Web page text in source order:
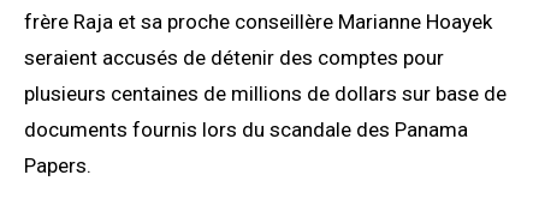
frère Raja et sa proche conseillère Marianne Hoayek
seraient accusés de détenir des comptes pour
plusieurs centaines de millions de dollars sur base de
documents fournis lors du scandale des Panama
Papers.